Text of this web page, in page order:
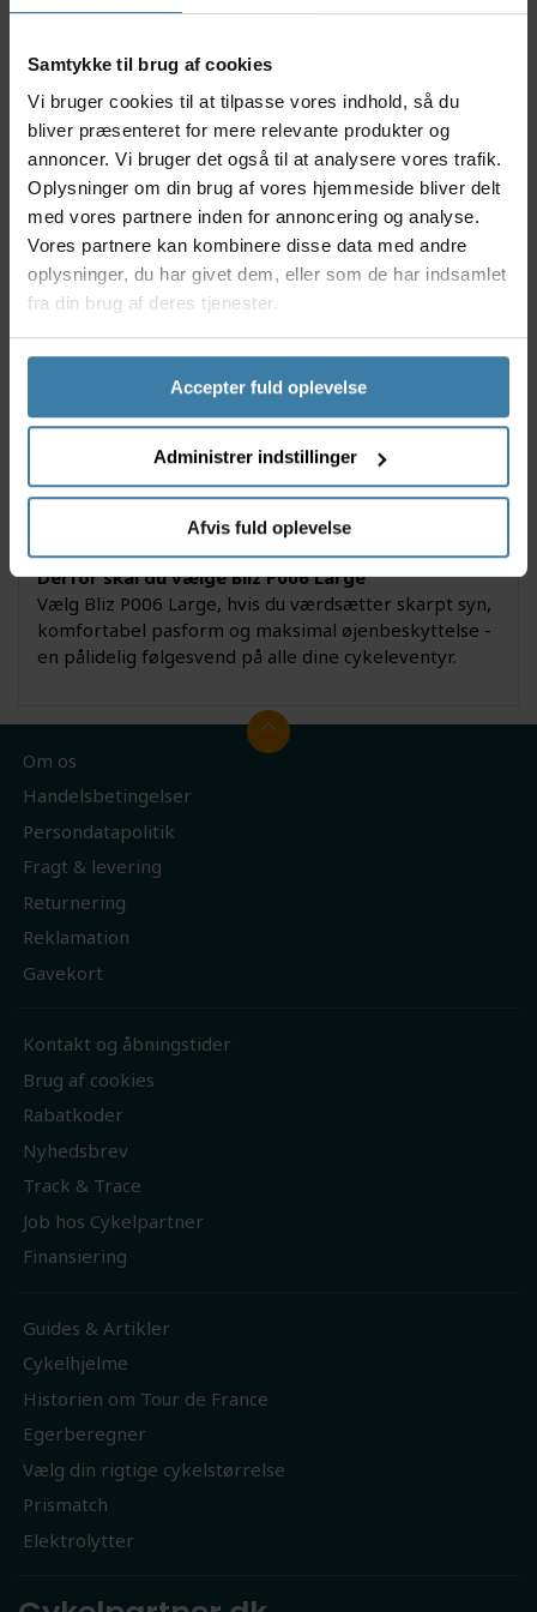
Samtykke til brug af cookies
Vi bruger cookies til at tilpasse vores indhold, så du
bliver præsenteret for mere relevante produkter og
annoncer. Vi bruger det også til at analysere vores trafik.
Oplysninger om din brug af vores hjemmeside bliver delt
med vores partnere inden for annoncering og analyse.
Vores partnere kan kombinere disse data med andre
oplysninger, du har givet dem, eller som de har indsamlet
fra din brug af deres tjenester.
Accepter fuld oplevelse
Administrer indstillinger
Afvis fuld oplevelse
Nyttige facts
Avanceret linsedesign med grøn multi-coating for
optimal synsklarhed
Letvægtsramme, der følger ansigtets former og
giver god pasform
Effektiv UV-beskyttelse mod solens stråler
Anti-dug behandling for klart syn i al slags vejr
Holdbart materiale, designet til aktive cyklister
Anvendelse
kvalitet, komfort og et klart udsyn. Disse briller er
ideelle til alle, der elsker at være aktive udendørs, og
beskytter øjnene i forskellige vejrforhold. Perfekte
til både mænd og kvinder, og særligt velegnede til
længere cykelture, hvor lethed og funktionalitet
Derfor skal du vælge Bliz P006 Large
Vælg Bliz P006 Large, hvis du værdsætter skarpt syn,
komfortabel pasform og maksimal øjenbeskyttelse -
en pålidelig følgesvend på alle dine cykeleventyr.
Om os
Handelsbetingelser
Persondatapolitik
Fragt & levering
Returnering
Reklamation
Gavekort
Kontakt og åbningstider
Brug af cookies
Rabatkoder
Nyhedsbrev
Track & Trace
Job hos Cykelpartner
Finansiering
Guides & Artikler
Cykelhjelme
Historien om Tour de France
Egerberegner
Vælg din rigtige cykelstørrelse
Prismatch
Elektrolytter